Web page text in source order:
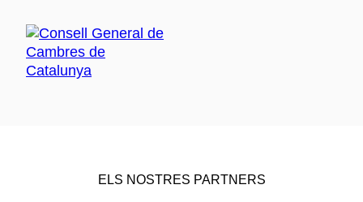
ELS NOSTRES PARTNERS